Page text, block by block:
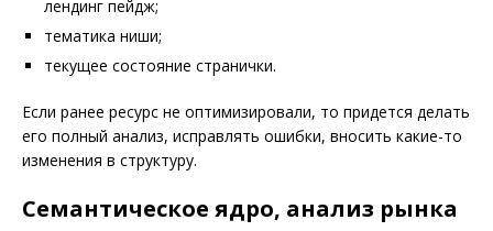
лендинг пейдж;
тематика ниши;
текущее состояние странички.
Если ранее ресурс не оптимизировали, то придется делать
его полный анализ, исправлять ошибки, вносить какие-то
изменения в структуру.
Семантическое ядро, анализ рынка